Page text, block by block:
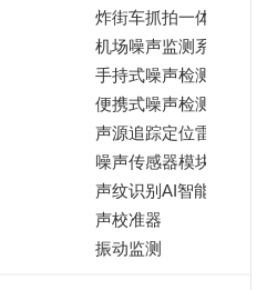
炸街车抓拍一体机
机场噪声监测系统
手持式噪声检测仪
便携式噪声检测仪
声源追踪定位雷达
噪声传感器模块
声纹识别AI智能模块
声校准器
振动监测